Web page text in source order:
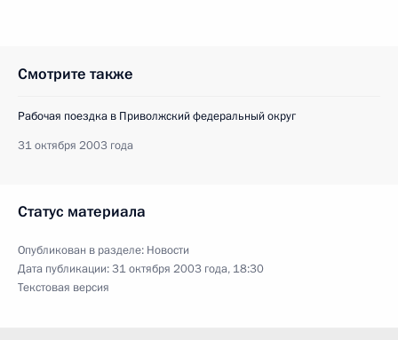
Смотрите также
Рабочая поездка в Приволжский федеральный округ
31 октября 2003 года
Статус материала
Опубликован в разделе: Новости
Дата публикации:31 октября 2003 года, 18:30
Текстовая версия